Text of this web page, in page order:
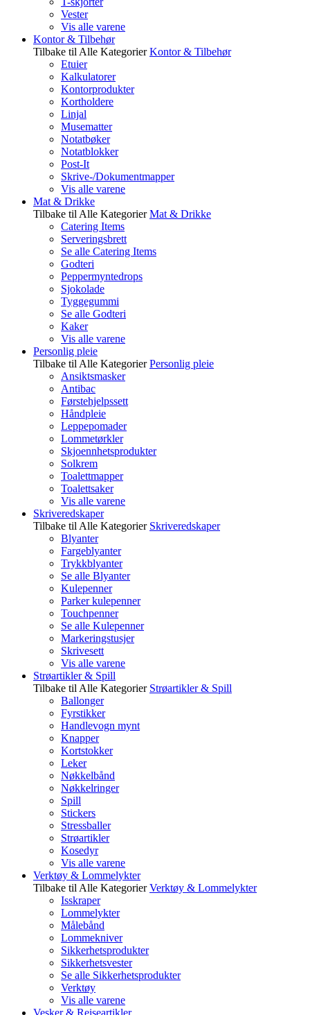
Vester
Vis alle varene
Kontor & Tilbehør
Tilbake til Alle Kategorier Kontor & Tilbehør
Etuier
Kalkulatorer
Kontorprodukter
Kortholdere
Linjal
Musematter
Notatbøker
Notatblokker
Post-It
Skrive-/Dokumentmapper
Vis alle varene
Mat & Drikke
Tilbake til Alle Kategorier Mat & Drikke
Catering Items
Serveringsbrett
Se alle Catering Items
Godteri
Peppermyntedrops
Sjokolade
Tyggegummi
Se alle Godteri
Kaker
Vis alle varene
Personlig pleie
Tilbake til Alle Kategorier Personlig pleie
Ansiktsmasker
Antibac
Førstehjelpssett
Håndpleie
Leppepomader
Lommetørkler
Skjoennhetsprodukter
Solkrem
Toalettmapper
Toalettsaker
Vis alle varene
Skriveredskaper
Tilbake til Alle Kategorier Skriveredskaper
Blyanter
Fargeblyanter
Trykkblyanter
Se alle Blyanter
Kulepenner
Parker kulepenner
Touchpenner
Se alle Kulepenner
Markeringstusjer
Skrivesett
Vis alle varene
Strøartikler & Spill
Tilbake til Alle Kategorier Strøartikler & Spill
Ballonger
Fyrstikker
Handlevogn mynt
Knapper
Kortstokker
Leker
Nøkkelbånd
Nøkkelringer
Spill
Stickers
Stressballer
Strøartikler
Kosedyr
Vis alle varene
Verktøy & Lommelykter
Tilbake til Alle Kategorier Verktøy & Lommelykter
Isskraper
Lommelykter
Målebånd
Lommekniver
Sikkerhetsprodukter
Sikkerhetsvester
Se alle Sikkerhetsprodukter
Verktøy
Vis alle varene
Vesker & Reiseartikler